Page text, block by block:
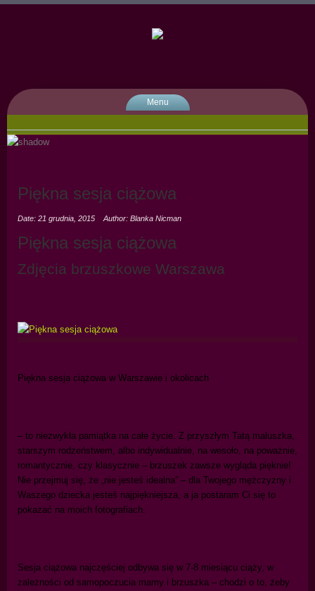
Menu
Piękna sesja ciążowa
Date: 21 grudnia, 2015 Author: Blanka Nicman
Piękna sesja ciążowa
Zdjęcia brzuszkowe Warszawa
Piękna sesja ciążowa w Warszawie i okolicach
– to niezwykła pamiątka na całe życie. Z przyszłym Tatą maluszka,
starszym rodzeństwem, albo indywidualnie, na wesoło, na poważnie,
romantycznie, czy klasycznie – brzuszek zawsze wygląda pięknie!
Nie przejmuj się, że „nie jesteś idealna” – dla Twojego mężczyzny i
Waszego dziecka jesteś najpiękniejsza, a ja postaram Ci się to
pokazać na moich fotografiach.
Sesja ciążowa najczęściej odbywa się w 7-8 miesiącu ciąży, w
zależności od samopoczucia mamy i brzuszka – chodzi o to, żeby